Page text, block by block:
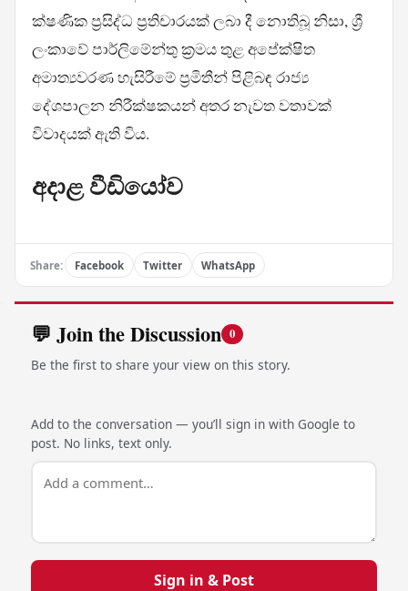
ක්ෂණික ප්‍රසිද්ධ ප්‍රතිචාරයක් ලබා දී නොතිබූ නිසා, ශ්‍රී
ලංකාවේ පාර්ලිමේන්තු ක්‍රමය තුළ අපේක්ෂිත
අමාත්‍යවරණ හැසිරීමේ ප්‍රමිතීන් පිළිබඳ රාජ්‍ය
දේශපාලන නිරීක්ෂකයන් අතර නැවත වතාවක්
විවාදයක් ඇති විය.
අදාළ වීඩියෝව
Share: Facebook Twitter WhatsApp
💬 Join the Discussion 0
Be the first to share your view on this story.
Add to the conversation — you’ll sign in with Google to
post. No links, text only.
Sign in & Post